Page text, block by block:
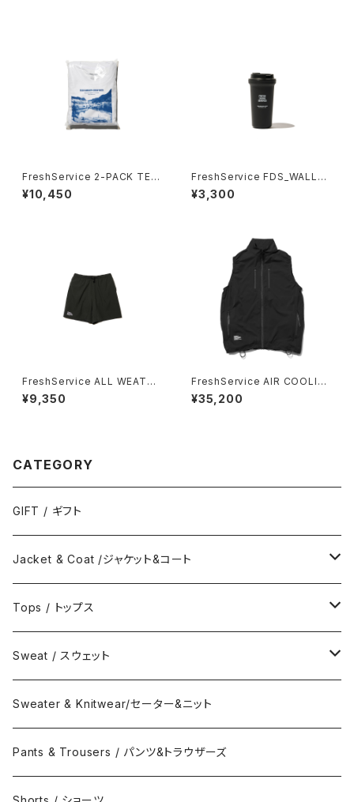
FreshService 2-PACK TEC
H SMOOTH CREW NECK
¥10,450
FreshService FDS_WALLM
UG BEARL SOLID
¥3,300
FreshService ALL WEATHE
R SHORTS
¥9,350
FreshService AIR COOLIN
G VEST_Ver.2.0
¥35,200
CATEGORY
GIFT / ギフト
Jacket & Coat /ジャケット&コート
Jacket / ジャケット
Coat / コート
Tops / トップス
Shirts / シャツ
Collar Long Shirt / 襟付き長袖シャツ
Collar Short Shirt / 襟付き半袖シャツ
T-Shirts / Tシャツ
Long Sleeve Tee / 長袖Tシャツ
Short Sleeve Tee / 半袖Tシャツ
Sweat / スウェット
Crew Neck Sweat /クルーネックスウェット
Turtle Neck Sweat/タートルネックスウェット
Hood Sweat / フードスウェット
Sweater & Knitwear/セーター&ニット
Pants & Trousers / パンツ&トラウザーズ